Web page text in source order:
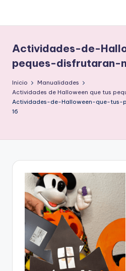
contenido
low-
cost
y
morir
en
el
Actividades-de-
peques-disfrutaran-
Inicio
Manualidades
Actividades de Halloween que tus
Actividades-de-Halloween-que-
16